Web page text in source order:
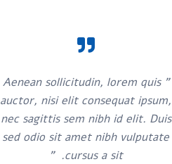
" Aenean sollicitudin, lorem quis
auctor, nisi elit consequat ipsum,
nec sagittis sem nibh id elit. Duis
sed odio sit amet nibh vulputate
cursus a sit. "